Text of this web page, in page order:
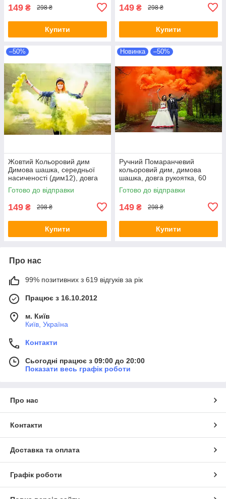
149 ₴ 298 ₴
Купити
149 ₴ 298 ₴
Купити
–50%
Жовтий Кольоровий дим
Димова шашка, середньої
насиченості (дим12), довга
рукоятка
Готово до відправки
149 ₴ 298 ₴
Купити
Новинка –50%
Ручний Помаранчевий
кольоровий дим, димова
шашка, довга рукоятка, 60
секунд, Помаранчевий Дим
Готово до відправки
149 ₴ 298 ₴
Купити
Про нас
99% позитивних з 619 відгуків за рік
Працює з 16.10.2012
м. Київ
Київ, Україна
Контакти
Сьогодні працює з 09:00 до 20:00
Показати весь графік роботи
Про нас
Контакти
Доставка та оплата
Графік роботи